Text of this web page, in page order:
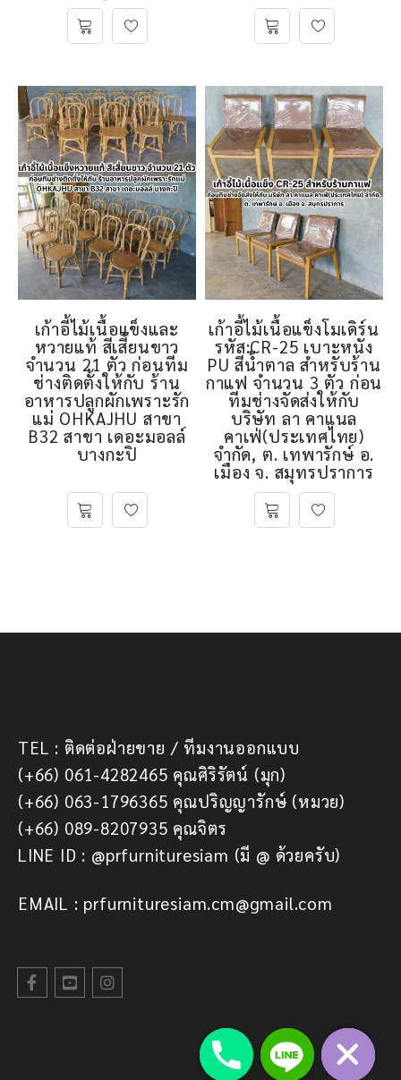
เก้าอี้ไม้เนื้อแข็งและ
หวายแท้ สีเสี้ยนขาว
จำนวน 21 ตัว ก่อนทีม
ช่างติดตั้งให้กับ ร้าน
อาหารปลูกผักเพราะรัก
แม่ OHKAJHU สาขา
B32 สาขา เดอะมอลล์
บางกะปิ
เก้าอี้ไม้เนื้อแข็งโมเดิร์น
รหัส:CR-25 เบาะหนัง
PU สีน้ำตาล สำหรับร้าน
กาแฟ จำนวน 3 ตัว ก่อน
ทีมช่างจัดส่งให้กับ
บริษัท ลา คาแนล
คาเฟ่(ประเทศไทย)
จำกัด, ต. เทพารักษ์ อ.
เมือง จ. สมุทรปราการ
TEL : ติดต่อฝ่ายขาย / ทีมงานออกแบบ
(+66) 061-4282465 คุณศิริรัตน์ (มุก)
(+66) 063-1796365 คุณปริญญารักษ์ (หมวย)
(+66) 089-8207935 คุณจิตร
LINE ID : @prfurnituresiam (มี @ ด้วยครับ)
EMAIL : prfurnituresiam.cm@gmail.com